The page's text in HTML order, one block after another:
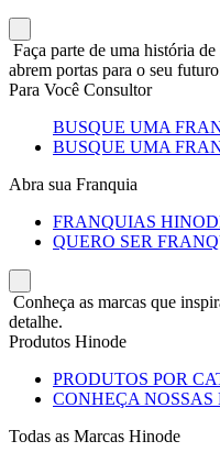
Faça parte de uma história
abrem portas para o seu
Para Você Consultor
BUSQUE UMA
BUSQUE UMA
Abra sua Franquia
FRANQUIAS
QUERO SER
Conheça as marcas que
detalhe.
Produtos Hinode
PRODUTOS POR
CONHEÇA NOSSAS
Todas as Marcas Hinode